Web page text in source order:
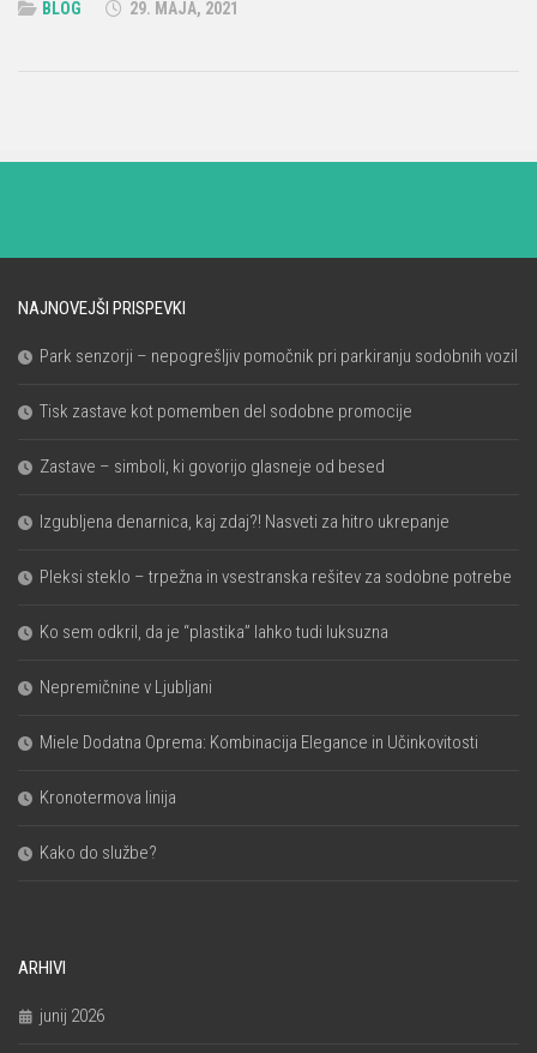
BLOG 29. MAJA, 2021
NAJNOVEJŠI PRISPEVKI
Park senzorji – nepogrešljiv pomočnik pri parkiranju sodobnih vozil
Tisk zastave kot pomemben del sodobne promocije
Zastave – simboli, ki govorijo glasneje od besed
Izgubljena denarnica, kaj zdaj?! Nasveti za hitro ukrepanje
Pleksi steklo – trpežna in vsestranska rešitev za sodobne potrebe
Ko sem odkril, da je “plastika” lahko tudi luksuzna
Nepremičnine v Ljubljani
Miele Dodatna Oprema: Kombinacija Elegance in Učinkovitosti
Kronotermova linija
Kako do službe?
ARHIVI
junij 2026